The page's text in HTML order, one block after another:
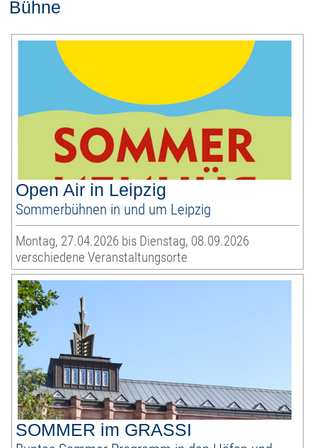
Bühne
Open Air in Leipzig
Sommerbühnen in und um Leipzig
Montag, 27.04.2026 bis Dienstag, 08.09.2026
verschiedene Veranstaltungsorte
SOMMER im GRASSI